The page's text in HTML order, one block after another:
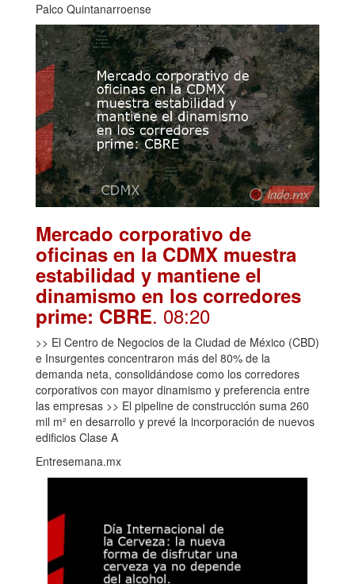
Palco Quintanarroense
Mercado corporativo de
oficinas en la CDMX muestra
estabilidad y mantiene el
dinamismo en los corredores
prime: CBRE. 08:20
>> El Centro de Negocios de la Ciudad de México (CBD)
e Insurgentes concentraron más del 80% de la
demanda neta, consolidándose como los corredores
corporativos con mayor dinamismo y preferencia entre
las empresas >> El pipeline de construcción suma 260
mil m² en desarrollo y prevé la incorporación de nuevos
edificios Clase A
Entresemana.mx